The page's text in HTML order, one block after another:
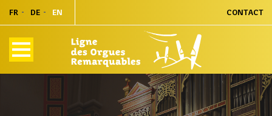
FR DE EN CONTACT